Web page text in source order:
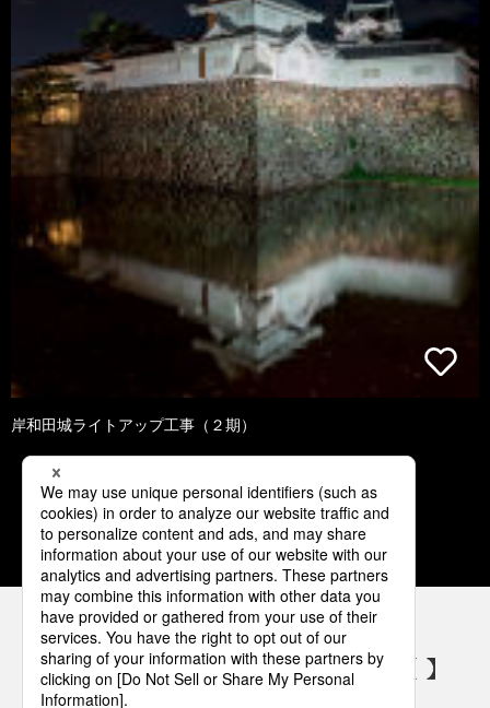
岸和田城ライトアップ工事（２期）
1 2 3 4 5
パナソニックの電気設備 SNSアカウント